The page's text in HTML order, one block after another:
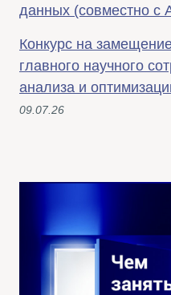
данных (совместно с
Конкурс на
главного научного
анализа и
09.07.26